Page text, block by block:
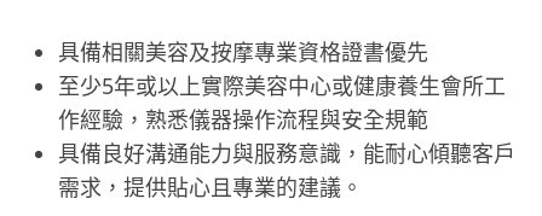
具備相關美容及按摩專業資格證書優先
至少5年或以上實際美容中心或健康養生會所工
作經驗，熟悉儀器操作流程與安全規範
具備良好溝通能力與服務意識，能耐心傾聽客戶
需求，提供貼心且專業的建議。